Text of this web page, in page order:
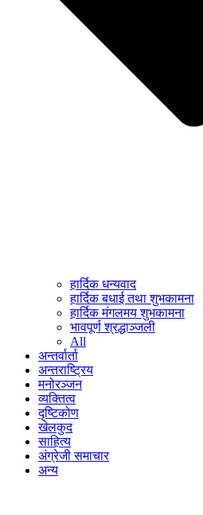
हार्दिक धन्यवाद
हार्दिक बधाई तथा शुभकामना
हार्दिक मंगलमय शुभकामना
भावपूर्ण श्रद्धाञ्जली
All
अन्तर्वार्ता
अन्तराष्ट्रिय
मनोरञ्जन
व्यक्तित्व
दृष्टिकोण
खेलकुद
साहित्य
अंग्रेजी समाचार
अन्य